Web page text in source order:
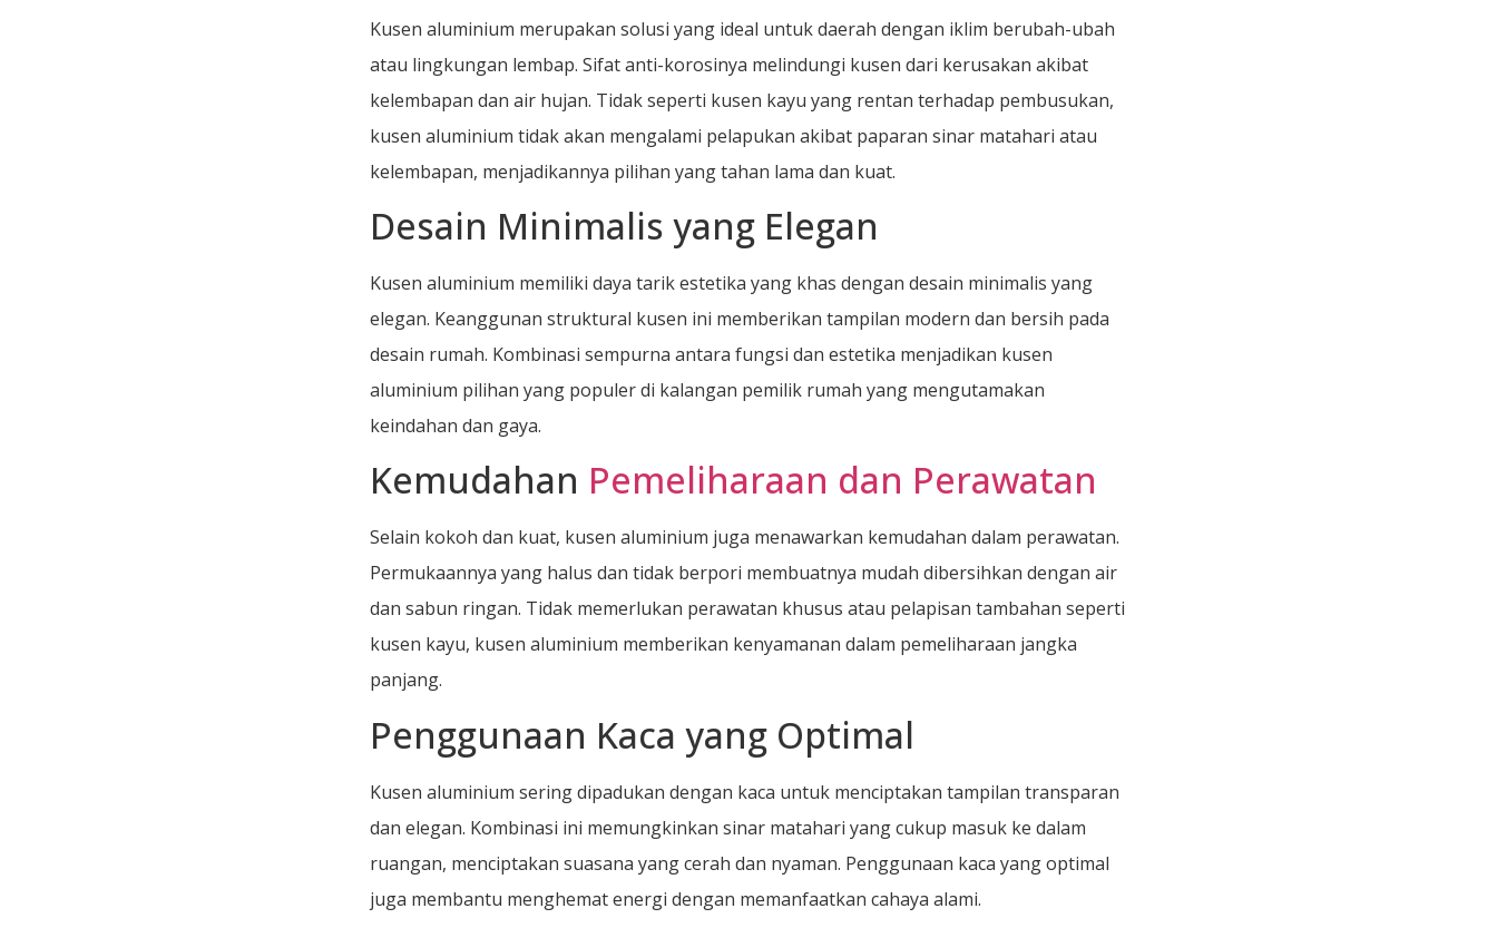
Kusen aluminium merupakan solusi yang ideal untuk daerah dengan iklim berubah-ubah
atau lingkungan lembap. Sifat anti-korosinya melindungi kusen dari kerusakan akibat
kelembapan dan air hujan. Tidak seperti kusen kayu yang rentan terhadap pembusukan,
kusen aluminium tidak akan mengalami pelapukan akibat paparan sinar matahari atau
kelembapan, menjadikannya pilihan yang tahan lama dan kuat.
Desain Minimalis yang Elegan
Kusen aluminium memiliki daya tarik estetika yang khas dengan desain minimalis yang
elegan. Keanggunan struktural kusen ini memberikan tampilan modern dan bersih pada
desain rumah. Kombinasi sempurna antara fungsi dan estetika menjadikan kusen
aluminium pilihan yang populer di kalangan pemilik rumah yang mengutamakan
keindahan dan gaya.
Kemudahan Pemeliharaan dan Perawatan
Selain kokoh dan kuat, kusen aluminium juga menawarkan kemudahan dalam perawatan.
Permukaannya yang halus dan tidak berpori membuatnya mudah dibersihkan dengan air
dan sabun ringan. Tidak memerlukan perawatan khusus atau pelapisan tambahan seperti
kusen kayu, kusen aluminium memberikan kenyamanan dalam pemeliharaan jangka
panjang.
Penggunaan Kaca yang Optimal
Kusen aluminium sering dipadukan dengan kaca untuk menciptakan tampilan transparan
dan elegan. Kombinasi ini memungkinkan sinar matahari yang cukup masuk ke dalam
ruangan, menciptakan suasana yang cerah dan nyaman. Penggunaan kaca yang optimal
juga membantu menghemat energi dengan memanfaatkan cahaya alami.